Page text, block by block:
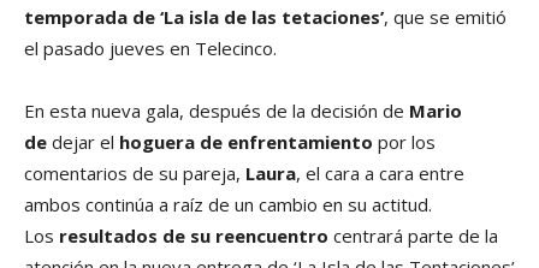
temporada de ‘La isla de las tetaciones’, que se emitió
el pasado jueves en Telecinco.
En esta nueva gala, después de la decisión de Mario
de dejar el hoguera de enfrentamiento por los
comentarios de su pareja, Laura, el cara a cara entre
ambos continúa a raíz de un cambio en su actitud.
Los resultados de su reencuentro centrará parte de la